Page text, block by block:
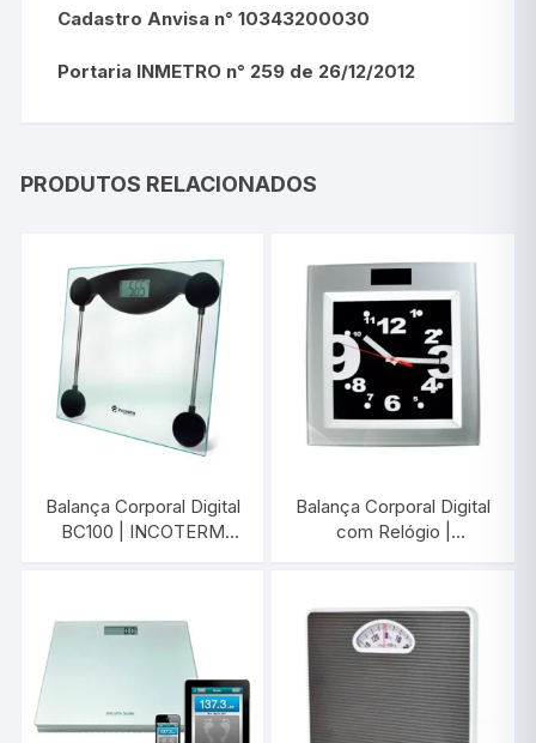
Cadastro Anvisa n° 10343200030
Portaria INMETRO n° 259 de 26/12/2012
PRODUTOS RELACIONADOS
Balança Corporal Digital
BC100 | INCOTERM
Balança Corporal Digital
com Relógio |